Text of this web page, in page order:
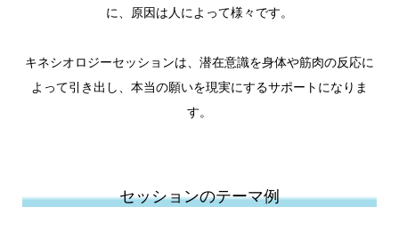
に、原因は人によって様々です。
キネシオロジーセッションは、潜在意識を身体や筋肉の反応に
よって引き出し、本当の願いを現実にするサポートになりま
す。
セッションのテーマ例